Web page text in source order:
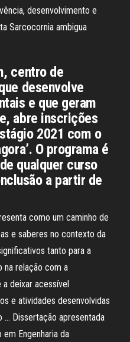
desenvolvimento e
Sarcocornia ambigua
centro de
desenvolve
e que geram
abre inscrições
2021 com o
O programa é
qualquer curso
a partir de
como um caminho de
e saberes no contexto da
tanto para a
na relação com a
deixar acessível
e atividades desenvolvidas
… Dissertação apresentada
Engenharia da